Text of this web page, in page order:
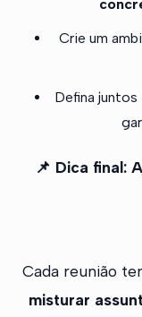
Crie um
Defina juntos
📌 Dica final:
Cada reunião
misturar